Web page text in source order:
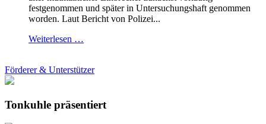
festgenommen und später in Untersuchungshaft genommen
worden. Laut Bericht von Polizei...
Weiterlesen …
Förderer & Unterstützer
Tonkuhle präsentiert